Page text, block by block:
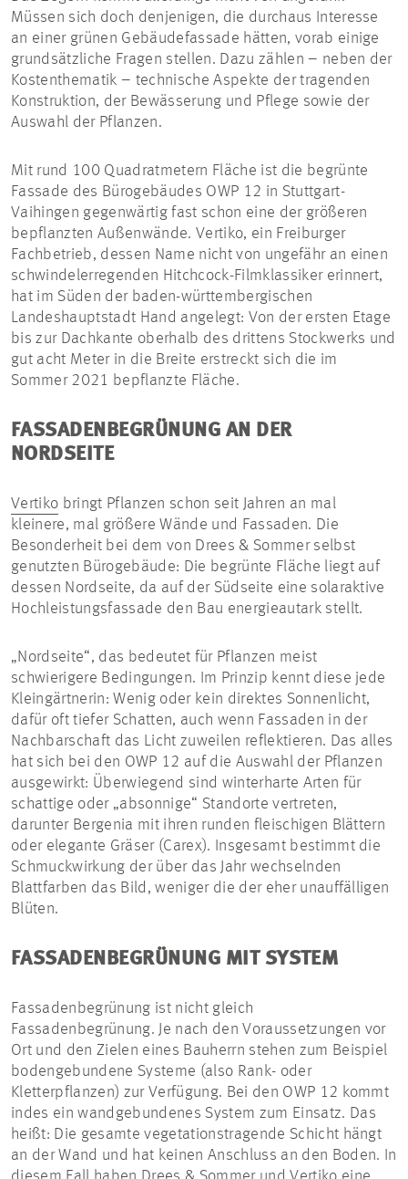
Müssen sich doch denjenigen, die durchaus Interesse
an einer grünen Gebäudefassade hätten, vorab einige
grundsätzliche Fragen stellen. Dazu zählen – neben der
Kostenthematik – technische Aspekte der tragenden
Konstruktion, der Bewässerung und Pflege sowie der
Auswahl der Pflanzen.
Mit rund 100 Quadratmetern Fläche ist die begrünte
Fassade des Bürogebäudes OWP 12 in Stuttgart-
Vaihingen gegenwärtig fast schon eine der größeren
bepflanzten Außenwände. Vertiko, ein Freiburger
Fachbetrieb, dessen Name nicht von ungefähr an einen
schwindelerregenden Hitchcock-Filmklassiker erinnert,
hat im Süden der baden-württembergischen
Landeshauptstadt Hand angelegt: Von der ersten Etage
bis zur Dachkante oberhalb des drittens Stockwerks und
gut acht Meter in die Breite erstreckt sich die im
Sommer 2021 bepflanzte Fläche.
FASSADENBEGRÜNUNG AN DER
NORDSEITE
Vertiko bringt Pflanzen schon seit Jahren an mal
kleinere, mal größere Wände und Fassaden. Die
Besonderheit bei dem von Drees & Sommer selbst
genutzten Bürogebäude: Die begrünte Fläche liegt auf
dessen Nordseite, da auf der Südseite eine solaraktive
Hochleistungsfassade den Bau energieautark stellt.
„Nordseite“, das bedeutet für Pflanzen meist
schwierigere Bedingungen. Im Prinzip kennt diese jede
Kleingärtnerin: Wenig oder kein direktes Sonnenlicht,
dafür oft tiefer Schatten, auch wenn Fassaden in der
Nachbarschaft das Licht zuweilen reflektieren. Das alles
hat sich bei den OWP 12 auf die Auswahl der Pflanzen
ausgewirkt: Überwiegend sind winterharte Arten für
schattige oder „absonnige“ Standorte vertreten,
darunter Bergenia mit ihren runden fleischigen Blättern
oder elegante Gräser (Carex). Insgesamt bestimmt die
Schmuckwirkung der über das Jahr wechselnden
Blattfarben das Bild, weniger die der eher unauffälligen
Blüten.
FASSADENBEGRÜNUNG MIT SYSTEM
Fassadenbegrünung ist nicht gleich
Fassadenbegrünung. Je nach den Voraussetzungen vor
Ort und den Zielen eines Bauherrn stehen zum Beispiel
bodengebundene Systeme (also Rank- oder
Kletterpflanzen) zur Verfügung. Bei den OWP 12 kommt
indes ein wandgebundenes System zum Einsatz. Das
heißt: Die gesamte vegetationstragende Schicht hängt
an der Wand und hat keinen Anschluss an den Boden. In